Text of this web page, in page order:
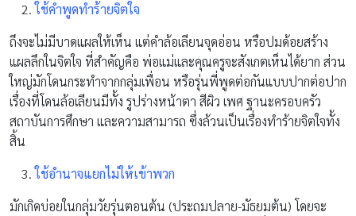
ใช้คำพูดทำร้ายจิตใจ
ถึงจะไม่มีบาดแผลให้เห็น แต่คำล้อเลียนจุดอ่อน หรือปมด้อยสร้าง
แผลลึกในจิตใจ ที่สำคัญคือ พ่อแม่และคุณครูจะสังเกตเห็นได้ยาก ส่วน
ใหญ่มักโดนกระทำจากกลุ่มเพื่อน หรือรุ่นพี่พูดต่อกันแบบปากต่อปาก
เรื่องที่โดนล้อเลียนมีทั้ง รูปร่างหน้าตา สีผิว เพศ ฐานะครอบครัว
สถาบันการศึกษา และความสามารถ ซึ่งล้วนเป็นเรื่องทำร้ายจิตใจทั้ง
สิ้น
ใช้อำนาจแยกไม่ให้เข้าพวก
มักเกิดบ่อยในกลุ่มวัยรุ่นตอนต้น (ประถมปลาย-มัธยมต้น) โดยจะ